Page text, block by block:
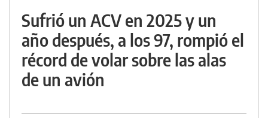
Sufrió un ACV en 2025 y un
año después, a los 97, rompió el
récord de volar sobre las alas
de un avión